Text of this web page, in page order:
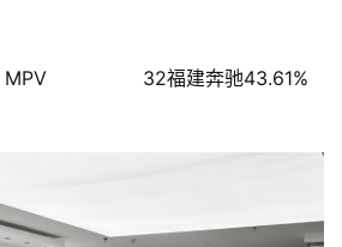
                        MPV                32福建奔驰43.61%